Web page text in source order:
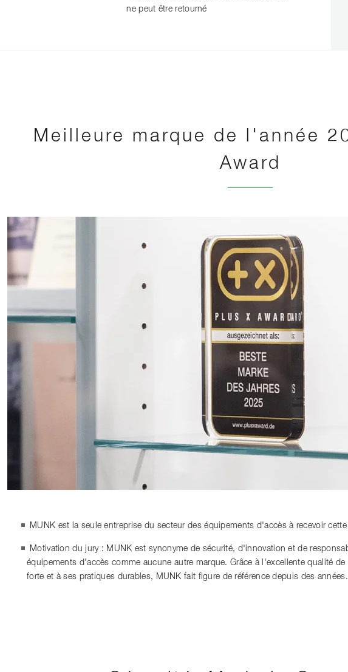
ne peut être retourné
Meilleure marque de l'année
Award
MUNK est la seule entreprise du secteur des équipements d'accès à recevoir
Motivation du jury : MUNK est synonyme de sécurité, d'innovation et de
équipements d'accès comme aucune autre marque. Grâce à l'excellente qualité
forte et à ses pratiques durables, MUNK fait figure de référence depuis des années.